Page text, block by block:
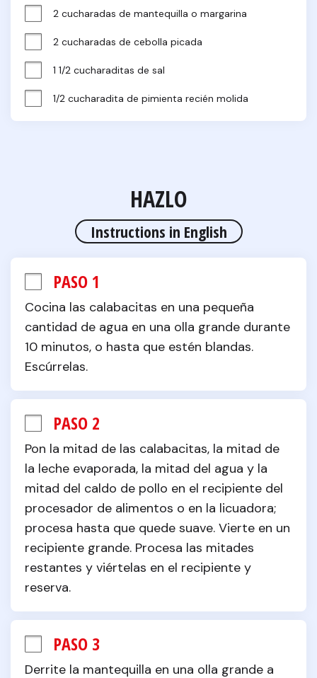
2 cucharadas de mantequilla o margarina
2 cucharadas de cebolla picada
1 1/2 cucharaditas de sal
1/2 cucharadita de pimienta recién molida
HAZLO
Instructions in English
PASO 1
Cocina las calabacitas en una pequeña
cantidad de agua en una olla grande durante
10 minutos, o hasta que estén blandas.
Escúrrelas.
PASO 2
Pon la mitad de las calabacitas, la mitad de
la leche evaporada, la mitad del agua y la
mitad del caldo de pollo en el recipiente del
procesador de alimentos o en la licuadora;
procesa hasta que quede suave. Vierte en un
recipiente grande. Procesa las mitades
restantes y viértelas en el recipiente y
reserva.
PASO 3
Derrite la mantequilla en una olla grande a